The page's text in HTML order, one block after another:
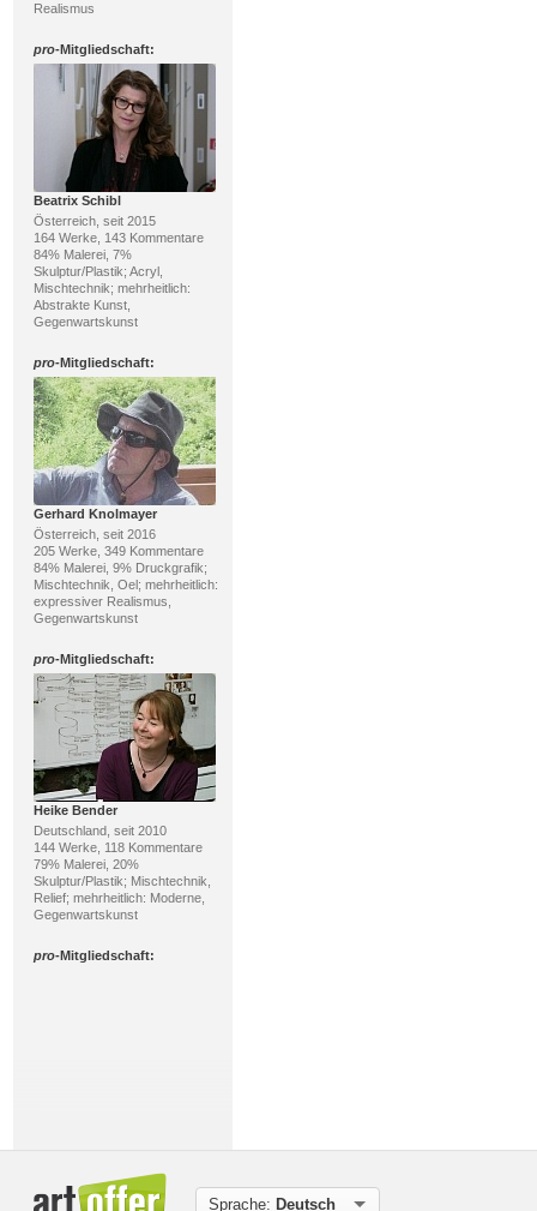
Realismus
pro-Mitgliedschaft:
Beatrix Schibl
Österreich, seit 2015
164 Werke, 143 Kommentare
84% Malerei, 7%
Skulptur/Plastik; Acryl,
Mischtechnik; mehrheitlich:
Abstrakte Kunst,
Gegenwartskunst
pro-Mitgliedschaft:
Gerhard Knolmayer
Österreich, seit 2016
205 Werke, 349 Kommentare
84% Malerei, 9% Druckgrafik;
Mischtechnik, Oel; mehrheitlich:
expressiver Realismus,
Gegenwartskunst
pro-Mitgliedschaft:
Heike Bender
Deutschland, seit 2010
144 Werke, 118 Kommentare
79% Malerei, 20%
Skulptur/Plastik; Mischtechnik,
Relief; mehrheitlich: Moderne,
Gegenwartskunst
pro-Mitgliedschaft:
Deutschland, seit 2010
33 Werke, 19 Kommentare
Sprache: Deutsch